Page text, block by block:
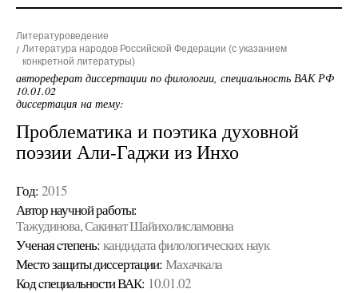
Литературоведение
Литература народов Российской Федерации (с указанием
конкретной литературы)
автореферат диссертации по филологии, специальность ВАК РФ
10.01.02
диссертация на тему:
Проблематика и поэтика духовной
поэзии Али-Гаджи из Инхо
Год: 2015
Автор научной работы:
Тажудинова, Сакинат Шайихолисламовна
Ученая cтепень: кандидата филологических наук
Место защиты диссертации: Махачкала
Код cпециальности ВАК: 10.01.02